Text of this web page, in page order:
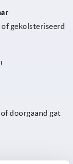
gekolsteriseerd
doorgaand gat